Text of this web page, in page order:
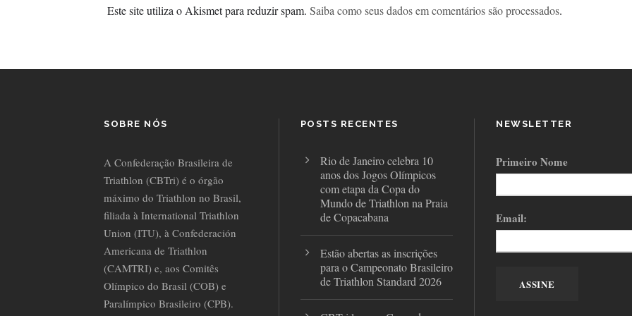
Este site utiliza o Akismet para reduzir spam. Saiba como seus dados em comentários são processados.
SOBRE NÓS
A Confederação Brasileira de
Triathlon (CBTri) é o órgão
máximo do Triathlon no Brasil,
filiada à International Triathlon
Union (ITU), à Confederación
Americana de Triathlon
(CAMTRI) e, aos Comitês
Olímpico do Brasil (COB) e
Paralímpico Brasileiro (CPB).
POSTS RECENTES
Rio de Janeiro celebra 10
anos dos Jogos Olímpicos
com etapa da Copa do
Mundo de Triathlon na Praia
de Copacabana
Estão abertas as inscrições
para o Campeonato Brasileiro
de Triathlon Standard 2026
NEWSLETTER
Primeiro Nome
Email: